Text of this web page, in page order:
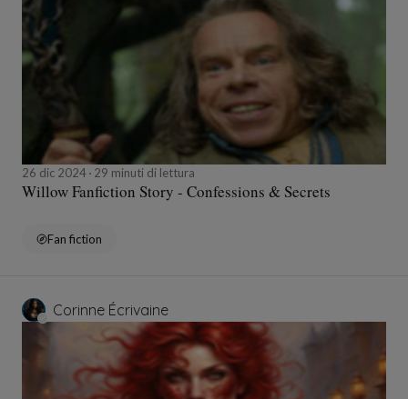
26 dic 2024 29 minuti di lettura
Willow Fanfiction Story - Confessions & Secrets
Fan fiction
Corinne Écrivaine